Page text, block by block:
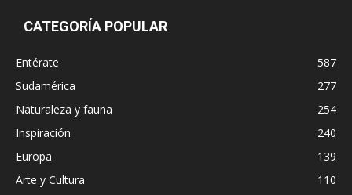
CATEGORÍA POPULAR
Entérate
587
Sudamérica
277
Naturaleza y fauna
254
Inspiración
240
Europa
139
Arte y Cultura
110